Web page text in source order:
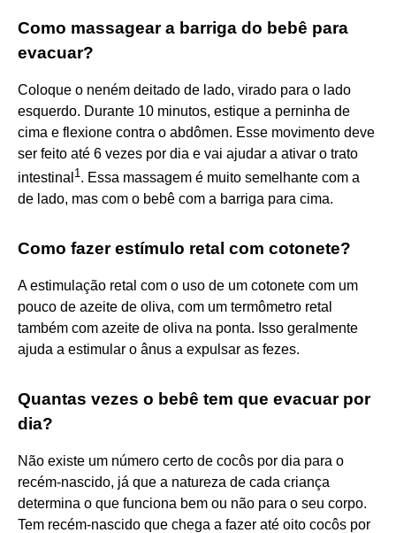
Como massagear a barriga do bebê para
evacuar?
Coloque o neném deitado de lado, virado para o lado
esquerdo. Durante 10 minutos, estique a perninha de
cima e flexione contra o abdômen. Esse movimento deve
ser feito até 6 vezes por dia e vai ajudar a ativar o trato
intestinal 1 . Essa massagem é muito semelhante com a
de lado, mas com o bebê com a barriga para cima.
Como fazer estímulo retal com cotonete?
A estimulação retal com o uso de um cotonete com um
pouco de azeite de oliva, com um termômetro retal
também com azeite de oliva na ponta. Isso geralmente
ajuda a estimular o ânus a expulsar as fezes.
Quantas vezes o bebê tem que evacuar por
dia?
Não existe um número certo de cocôs por dia para o
recém-nascido, já que a natureza de cada criança
determina o que funciona bem ou não para o seu corpo.
Tem recém-nascido que chega a fazer até oito cocôs por